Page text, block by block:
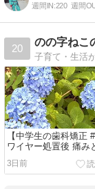
週間IN:220 週間
20
のの字ねこ
【中学生の歯科矯正
ワイヤー処置後 痛み
傷に苦しんだ1週間
3日前